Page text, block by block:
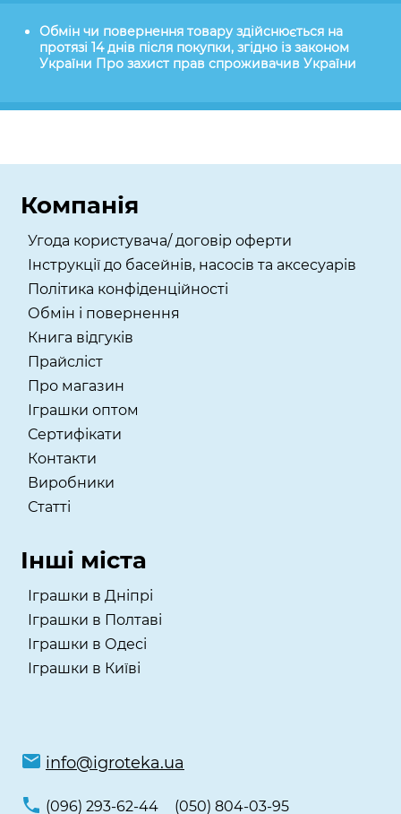
Обмін чи повернення товару здійснюється на
протязі 14 днів після покупки, згідно із законом
України Про захист прав спроживачив України
Компанія
Угода користувача/ договір оферти
Інструкції до басейнів, насосів та аксесуарів
Політика конфіденційності
Обмін і повернення
Книга відгуків
Прайсліст
Про магазин
Іграшки оптом
Сертифікати
Контакти
Виробники
Статті
Інші міста
Іграшки в Дніпрі
Іграшки в Полтаві
Іграшки в Одесі
Іграшки в Київі
info@igroteka.ua
(096) 293-62-44 (050) 804-03-95